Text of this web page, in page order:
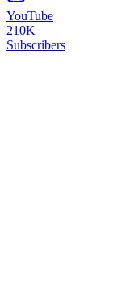
YouTube
210K
Subscribers